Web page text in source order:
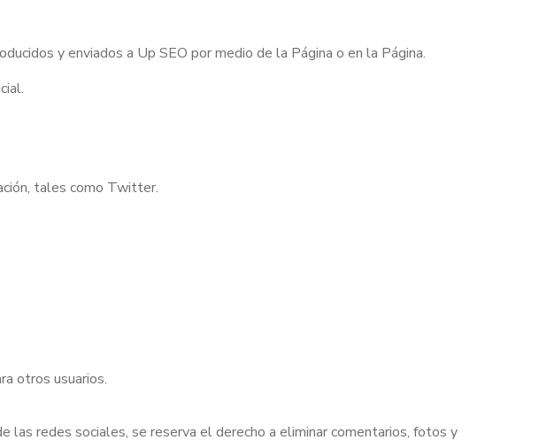
y enviados a Up SEO por medio de la Página o en la Página.
tales como Twitter.
otros usuarios.
las redes sociales, se reserva el derecho a eliminar comentarios, fotos y